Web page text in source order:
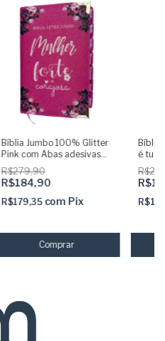
Bíblia Jumbo 100% Glitter
Pink com Abas adesivas
Capa dura Acolchoada e
Harpa
R$279,90
R$184,90
R$179,35 com Pix
Bíblia
é tua